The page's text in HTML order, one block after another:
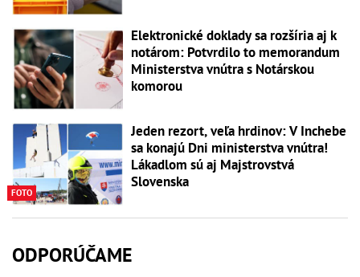
Elektronické doklady sa rozšíria aj k
notárom: Potvrdilo to memorandum
Ministerstva vnútra s Notárskou
komorou
FOTO
Jeden rezort, veľa hrdinov: V Inchebe
sa konajú Dni ministerstva vnútra!
Lákadlom sú aj Majstrovstvá
Slovenska
ODPORÚČAME